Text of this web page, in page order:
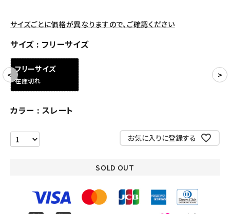
SEASON
CONTENTS
ACCOUNT MENU
Follow us
サイズごとに価格が異なりますので、ご確認ください
サイズ フリーサイズ
フリーサイズ
在庫切れ
カラー スレート
お気に入りに登録する
SOLD OUT